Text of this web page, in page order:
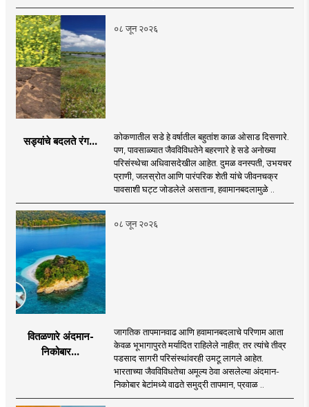
०८ जून २०२६
सड्यांचे बदलते रंग...
कोकणातील सडे हे वर्षातील बहुतांश काळ ओसाड दिसणारे.
पण, पावसाळ्यात जैवविविधतेने बहरणारे हे सडे अनोख्या
परिसंस्थेचा अधिवासदेखील आहेत. दुमळ वनस्पती, उभयचर
प्राणी, जलस्रोत आणि पारंपरिक शेती यांचे जीवनचक्र
पावसाशी घट्ट जोडलेले असताना, हवामानबदलामुळे ..
०८ जून २०२६
वितळणारे अंदमान-
निकोबार...
जागतिक तापमानवाढ आणि हवामानबदलाचे परिणाम आता
केवळ भूभागापुरते मर्यादित राहिलेले नाहीत; तर त्यांचे तीव्र
पडसाद सागरी परिसंस्थांवरही उमटू लागले आहेत.
भारताच्या जैवविविधतेचा अमूल्य ठेवा असलेल्या अंदमान-
निकोबार बेटांमध्ये वाढते समुद्री तापमान, प्रवाळ ..